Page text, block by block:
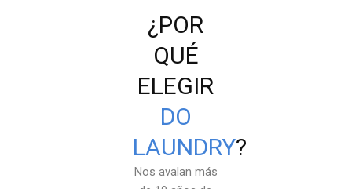
¿POR
QUÉ
ELEGIR
DO
LAUNDRY?
Nos avalan más